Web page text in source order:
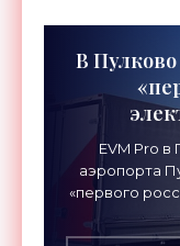
В
EVM Pro в
аэропорта
«первого